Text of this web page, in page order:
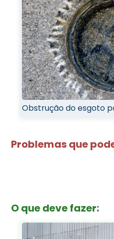
Obstrução do esgoto
Problemas que
O que deve fazer: